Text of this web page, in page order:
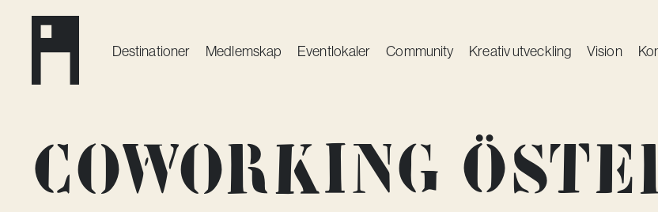
Destinationer Medlemskap Event­lokaler Community Kreativ utveckling Vision
Coworking